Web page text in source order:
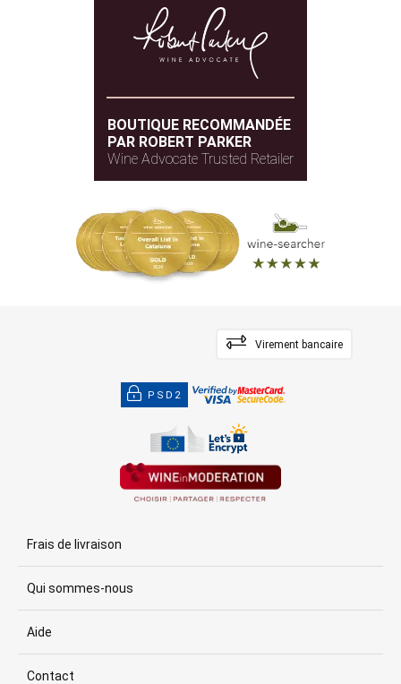
BOUTIQUE RECOMMANDÉE
PAR ROBERT PARKER
Wine Advocate Trusted Retailer
Virement bancaire
PSD2
Frais de livraison
Qui sommes-nous
Aide
Contact